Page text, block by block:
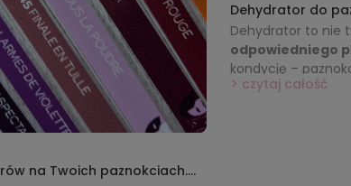
na Twoich paznokciach.
Dehydrator do
stylizacji
Dehydrator to nie
odpowiedniego
kondycję –
łamanie i
czytaj całość